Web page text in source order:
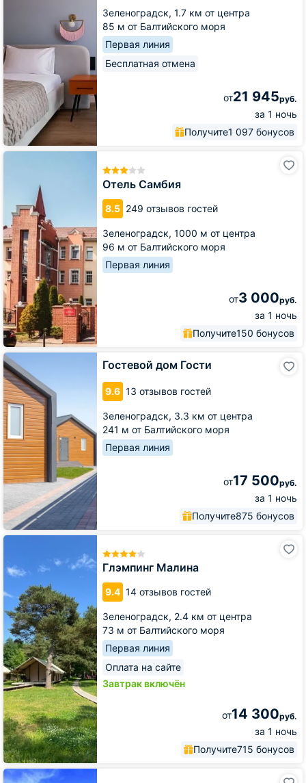
Зеленоградск, 1.7 км от центра
85 м от Балтийского моря
Первая линия
Бесплатная отмена
от21 945руб.
за 1 ночь
Получите1 097 бонусов
Отель Самбия
8.5 249 отзывов гостей
Зеленоградск, 1000 м от центра
96 м от Балтийского моря
Первая линия
от3 000руб.
за 1 ночь
Получите150 бонусов
Отель
Гостевой дом Гости
9.6 13 отзывов гостей
Зеленоградск, 3.3 км от центра
241 м от Балтийского моря
Первая линия
от17 500руб.
за 1 ночь
Получите875 бонусов
Гостевой
дом
Гости
Глэмпинг Малина
9.4 14 отзывов гостей
Зеленоградск, 2.4 км от центра
73 м от Балтийского моря
Первая линия
Оплата на сайте
Завтрак включён
от14 300руб.
за 1 ночь
Получите715 бонусов
Глэмпинг
Отель